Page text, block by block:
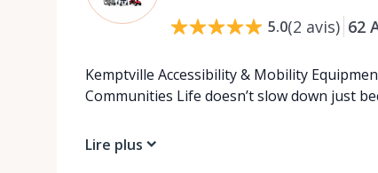
5.0(2 avis) 62
Kemptville Accessibility & Mobility
Communities Life doesn’t slow down just
Lire plus